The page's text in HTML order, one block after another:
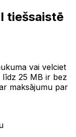
tiešsaistē
vai velciet
līdz 25 MB ir bez
maksājumu par